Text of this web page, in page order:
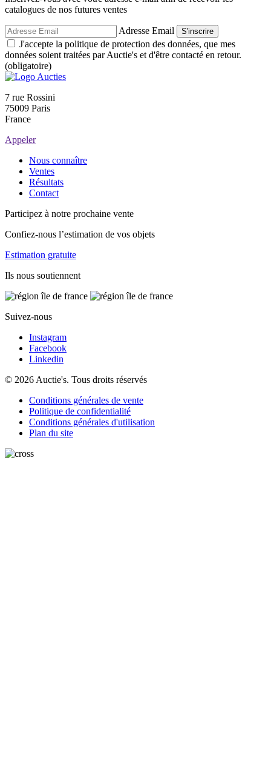
catalogues de nos futures ventes
Adresse Email S'inscrire
J'accepte la politique de protection des données, que mes
données soient traitées par Auctie's et d'être contacté en retour.
(obligatoire)
7 rue Rossini
75009 Paris
France
Appeler
Nous connaître
Ventes
Résultats
Contact
Participez à notre prochaine vente
Confiez-nous l’estimation de vos objets
Estimation gratuite
Ils nous soutiennent
Suivez-nous
Instagram
Facebook
Linkedin
© 2026 Auctie's. Tous droits réservés
Conditions générales de vente
Politique de confidentialité
Conditions générales d'utilisation
Plan du site